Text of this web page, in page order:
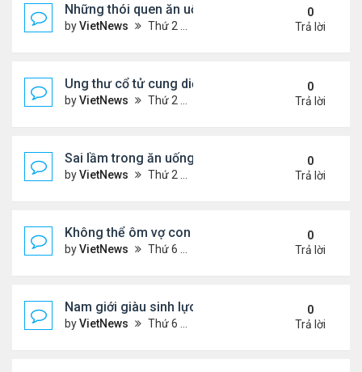
Những thói quen ăn uống gây lão hóa nhanh
byVietNews Thứ 2 Tháng 8 15, 2022 3:50 pm
0
Trả lời
Ung thư cổ tử cung diễn tiến âm thầm
byVietNews Thứ 2 Tháng 8 15, 2022 3:48 pm
0
Trả lời
Sai lầm trong ăn uống gây suy giảm sinh lý ở nam
byVietNews Thứ 2 Tháng 8 15, 2022 2:40 pm
0
Trả lời
Không thể ôm vợ con vì căn bệnh quái ác
byVietNews Thứ 6 Tháng 8 12, 2022 4:34 pm
0
Trả lời
Nam giới giàu sinh lực nhất vào thời điểm nào
byVietNews Thứ 6 Tháng 8 12, 2022 3:08 pm
0
Trả lời